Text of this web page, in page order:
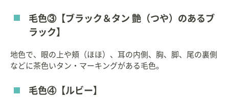
毛色③【ブラック＆タン 艶（つや）のあるブ
ラック】
地色で、眼の上や頬（ほほ）、耳の内側、胸、脚、尾の裏側
などに茶色いタン・マーキングがある毛色。
毛色④【ルビー】